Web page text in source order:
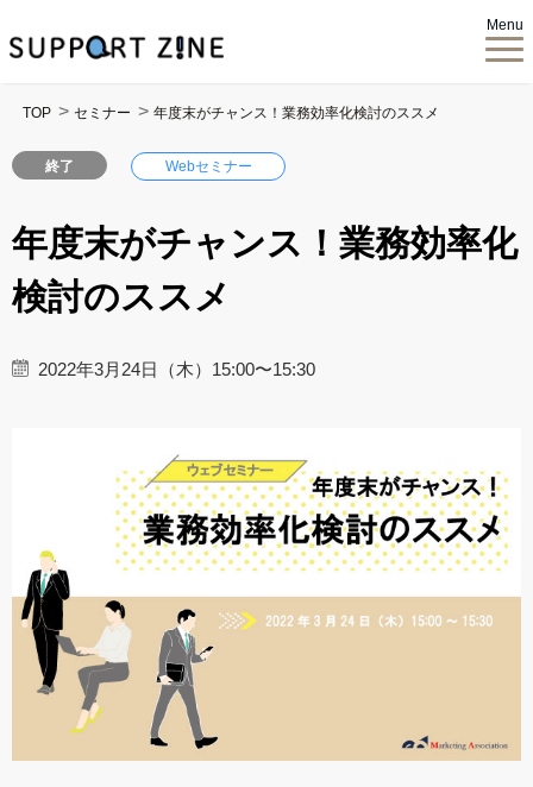
Menu
TOP セミナー 年度末がチャンス！業務効率化検討のススメ
終了 Webセミナー
年度末がチャンス！業務効率化
検討のススメ
2022年3月24日（木）15:00〜15:30